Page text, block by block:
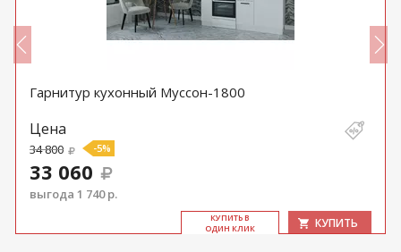
Гарнитур кухонный Муссон-1800
Цена
34 800 -5%
33 060
выгода 1 740 р.
КУ­ПИТЬ В
ОДИН КЛИК
КУПИТЬ